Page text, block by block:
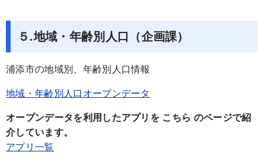
５.地域・年齢別人口（企画課）
浦添市の地域別、年齢別人口情報
地域・年齢別人口オープンデータ
オープンデータを利用したアプリを こちら のページで紹
介しています。
アプリ一覧